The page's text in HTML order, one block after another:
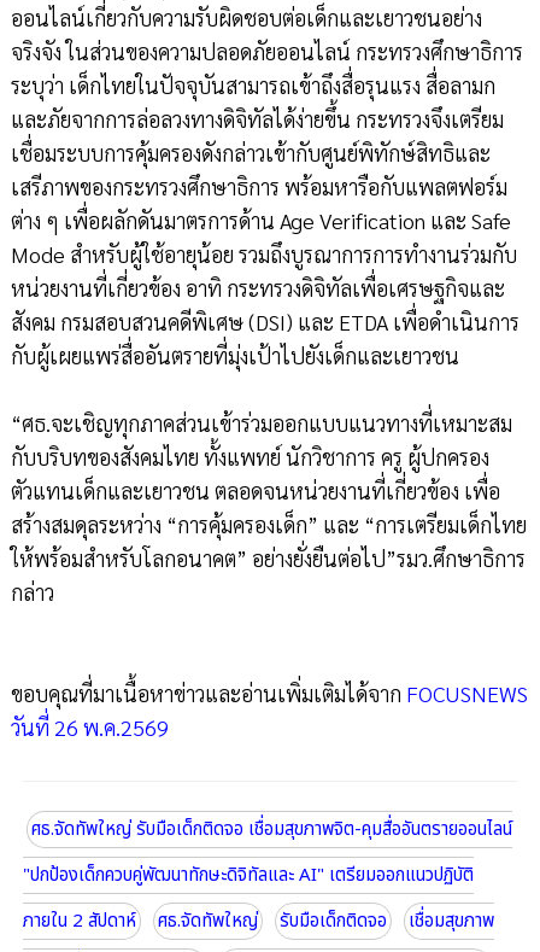
ออนไลน์เกี่ยวกับความรับผิดชอบต่อเด็กและเยาวชนอย่าง
จริงจัง ในส่วนของความปลอดภัยออนไลน์ กระทรวงศึกษาธิการ
ระบุว่า เด็กไทยในปัจจุบันสามารถเข้าถึงสื่อรุนแรง สื่อลามก
และภัยจากการล่อลวงทางดิจิทัลได้ง่ายขึ้น กระทรวงจึงเตรียม
เชื่อมระบบการคุ้มครองดังกล่าวเข้ากับศูนย์พิทักษ์สิทธิและ
เสรีภาพของกระทรวงศึกษาธิการ พร้อมหารือกับแพลตฟอร์ม
ต่าง ๆ เพื่อผลักดันมาตรการด้าน Age Verification และ Safe
Mode สำหรับผู้ใช้อายุน้อย รวมถึงบูรณาการการทำงานร่วมกับ
หน่วยงานที่เกี่ยวข้อง อาทิ กระทรวงดิจิทัลเพื่อเศรษฐกิจและ
สังคม กรมสอบสวนคดีพิเศษ (DSI) และ ETDA เพื่อดำเนินการ
กับผู้เผยแพร่สื่ออันตรายที่มุ่งเป้าไปยังเด็กและเยาวชน
“ศธ.จะเชิญทุกภาคส่วนเข้าร่วมออกแบบแนวทางที่เหมาะสม
กับบริบทของสังคมไทย ทั้งแพทย์ นักวิชาการ ครู ผู้ปกครอง
ตัวแทนเด็กและเยาวชน ตลอดจนหน่วยงานที่เกี่ยวข้อง เพื่อ
สร้างสมดุลระหว่าง “การคุ้มครองเด็ก” และ “การเตรียมเด็กไทย
ให้พร้อมสำหรับโลกอนาคต” อย่างยั่งยืนต่อไป”รมว.ศึกษาธิการ
กล่าว
ขอบคุณที่มาเนื้อหาข่าวและอ่านเพิ่มเติมได้จาก FOCUSNEWS
วันที่ 26 พ.ค.2569
ศธ.จัดทัพใหญ่ รับมือเด็กติดจอ เชื่อมสุขภาพจิต-คุมสื่ออันตรายออนไลน์
"ปกป้องเด็กควบคู่พัฒนาทักษะดิจิทัลและ AI" เตรียมออกแนวปฏิบัติ
ภายใน 2 สัปดาห์
ศธ.จัดทัพใหญ่ รับมือเด็กติดจอ
เชื่อมสุขภาพ